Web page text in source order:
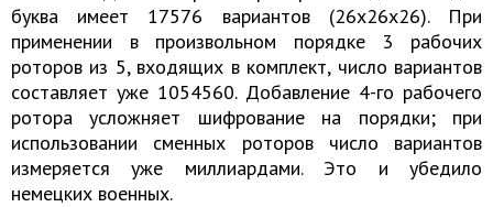
буква имеет 17576 вариантов (26x26x26). При
применении в произвольном порядке 3 рабочих
роторов из 5, входящих в комплект, число вариантов
составляет уже 1054560. Добавление 4-го рабочего
ротора усложняет шифрование на порядки; при
использовании сменных роторов число вариантов
измеряется уже миллиардами. Это и убедило
немецких военных.